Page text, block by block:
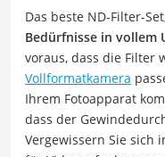
Das beste ND-Filter-
Bedürfnisse in vollem
voraus, dass die Filter
Vollformatkamera
Ihrem Fotoapparat
dass der
Vergewissern Sie sich